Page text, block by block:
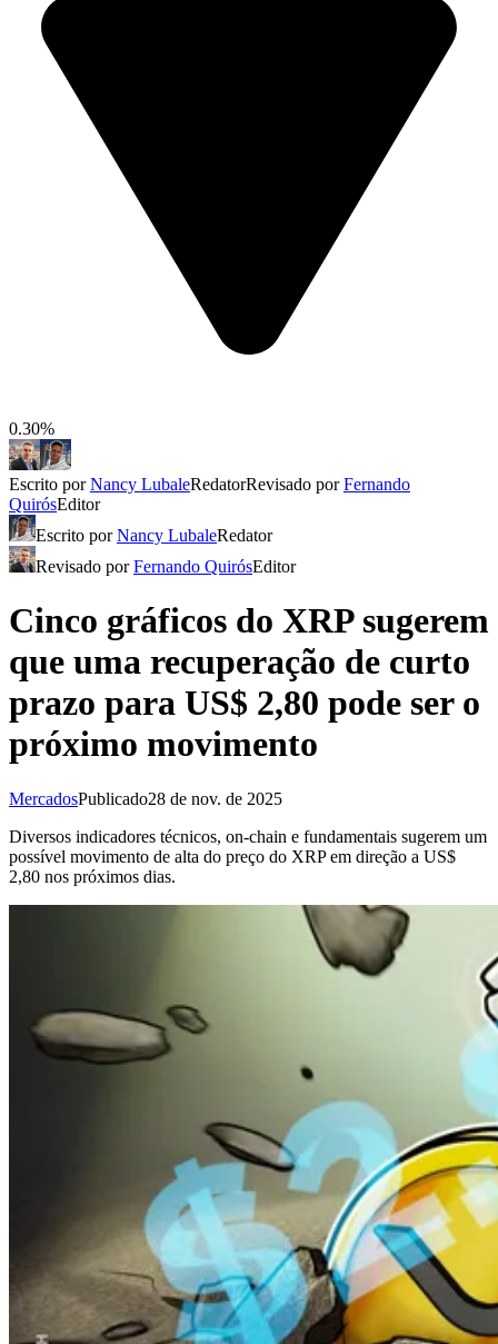
0.30%
Escrito porNancy LubaleRedatorRevisado porFernando
QuirósEditor
Escrito porNancy LubaleRedator
Revisado porFernando QuirósEditor
Cinco gráficos do XRP sugerem
que uma recuperação de curto
prazo para US$ 2,80 pode ser o
próximo movimento
MercadosPublicado28 de nov. de 2025
Diversos indicadores técnicos, on-chain e fundamentais sugerem um
possível movimento de alta do preço do XRP em direção a US$
2,80 nos próximos dias.